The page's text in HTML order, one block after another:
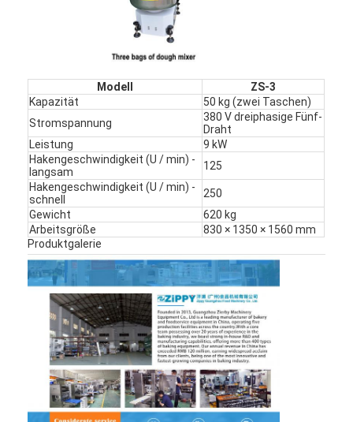
Lebensmittelformer
Handelsbrotschneidemaschine
Bäckereiprüfer
Kühlschrankeinspeicher
Etagenofen
Handelsbackofen
Konvektionsofen
Kombidämpfer
Pizzaofen
Kleine Bäckerausrüstung
Gefrierschrank für Verkaufsbildschirme
Modell
ZS-3
Kapazität
50 kg (zwei Taschen)
Stromspannung
380 V dreiphasige Fünf-
Draht
Leistung
9 kW
Hakengeschwindigkeit (U / min) -
langsam
125
Hakengeschwindigkeit (U / min) -
schnell
250
Gewicht
620 kg
Arbeitsgröße
830 × 1350 × 1560 mm
Produktgalerie